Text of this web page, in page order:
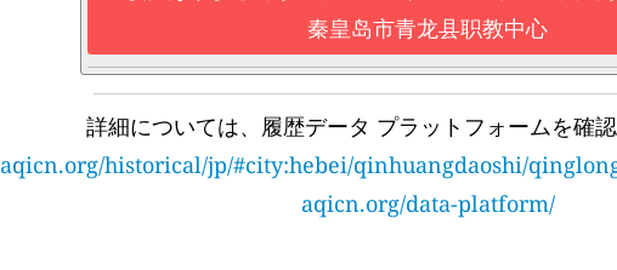
秦皇岛市青龙县职教中心
詳細については、履歴データ プラットフォームを確認
aqicn.org/historical/jp/#city:hebei/qinhuangdaoshi/
aqicn.org/data-platform/